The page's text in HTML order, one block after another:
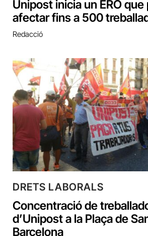
Unipost inicia un ERO que
afectar fins a 500
Redacció
DRETS LABORALS
Concentració de
d’Unipost a la Plaça de
Barcelona